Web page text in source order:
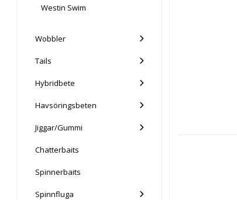
Westin Swim
Wobbler
Tails
Hybridbete
Havsöringsbeten
Jiggar/Gummi
Chatterbaits
Spinnerbaits
Spinnfluga